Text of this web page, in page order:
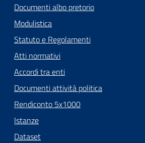
Documenti albo pretorio
Modulistica
Statuto e Regolamenti
Atti normativi
Accordi tra enti
Documenti attività politica
Rendiconto 5x1000
Istanze
Dataset